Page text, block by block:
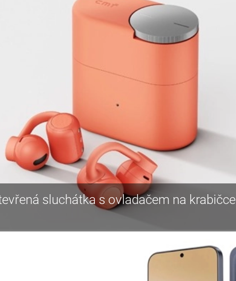
sluchátka s ovladačem na krabičce